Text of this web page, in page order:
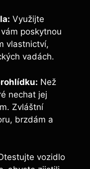
Využijte
poskytnou
vlastnictví,
vadách.
Než
nechat jej
Zvláštní
brzdám a
vozidlo